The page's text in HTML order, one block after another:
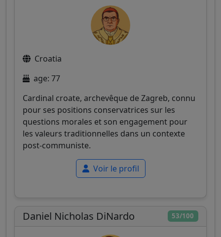
Croatia
age: 77
Cardinal croate, archevêque de Zagreb, connu
pour ses positions conservatrices sur les
questions morales et son engagement pour
les valeurs traditionnelles dans un contexte
post-communiste.
Voir le profil
53/100
Daniel Nicholas DiNardo